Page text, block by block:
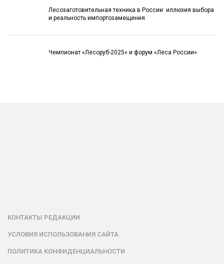
Лесозаготовительная техника в России: иллюзия выбора
и реальность импортозамещения
Чемпионат «Лесоруб-2025» и форум «Леса России»
КОНТАКТЫ РЕДАКЦИИ
УСЛОВИЯ ИСПОЛЬЗОВАНИЯ САЙТА
ПОЛИТИКА КОНФИДЕНЦИАЛЬНОСТИ